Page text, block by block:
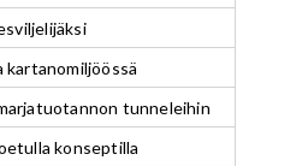
kartanomiljöössä
tunneleihin
konseptilla